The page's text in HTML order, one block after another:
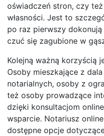
oświadczeń stron, czy
własności. Jest to
po raz pierwszy
czuć się zagubione w
Kolejną ważną korzyścią
Osoby mieszkające z
notarialnych, osoby z
też osoby prowadzące
dzięki konsultacjom
wsparcie. Notariusz
dostępne opcje